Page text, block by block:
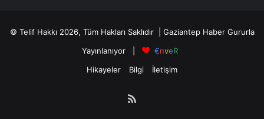
© Telif Hakkı 2026, Tüm Hakları Saklıdır | Gaziantep HaberGururla
Yayınlanıyor |
€nveR
Hikayeler
Bilgi İletişim